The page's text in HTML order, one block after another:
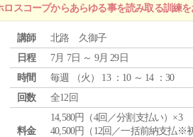
スコープからあらゆる事を読み取る訓練を
講師
北路 久御子
日程
7月 7日 ～ 9月 29日
時間
毎週 （火 ） 13 ：10 ～ 14 ：30
回数
全12回
料金
14,580円（4回／分割支払い）×3
40,500円（12回／一括前納支払※